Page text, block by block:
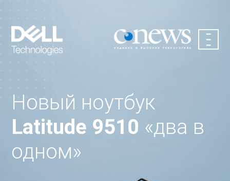
Новый ноутбук
Latitude 9510 «два в
одном»